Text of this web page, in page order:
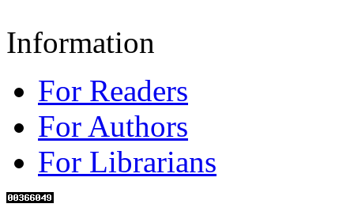
Information
For Readers
For Authors
For Librarians